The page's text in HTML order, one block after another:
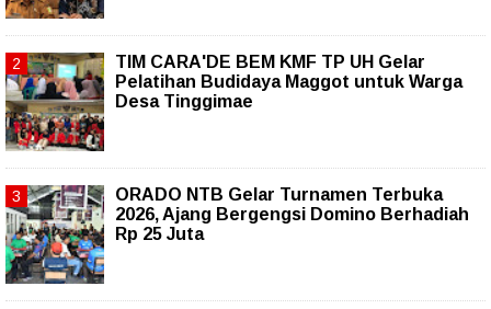
TIM CARA'DE BEM KMF TP UH Gelar
Pelatihan Budidaya Maggot untuk Warga
Desa Tinggimae
ORADO NTB Gelar Turnamen Terbuka
2026, Ajang Bergengsi Domino Berhadiah
Rp 25 Juta